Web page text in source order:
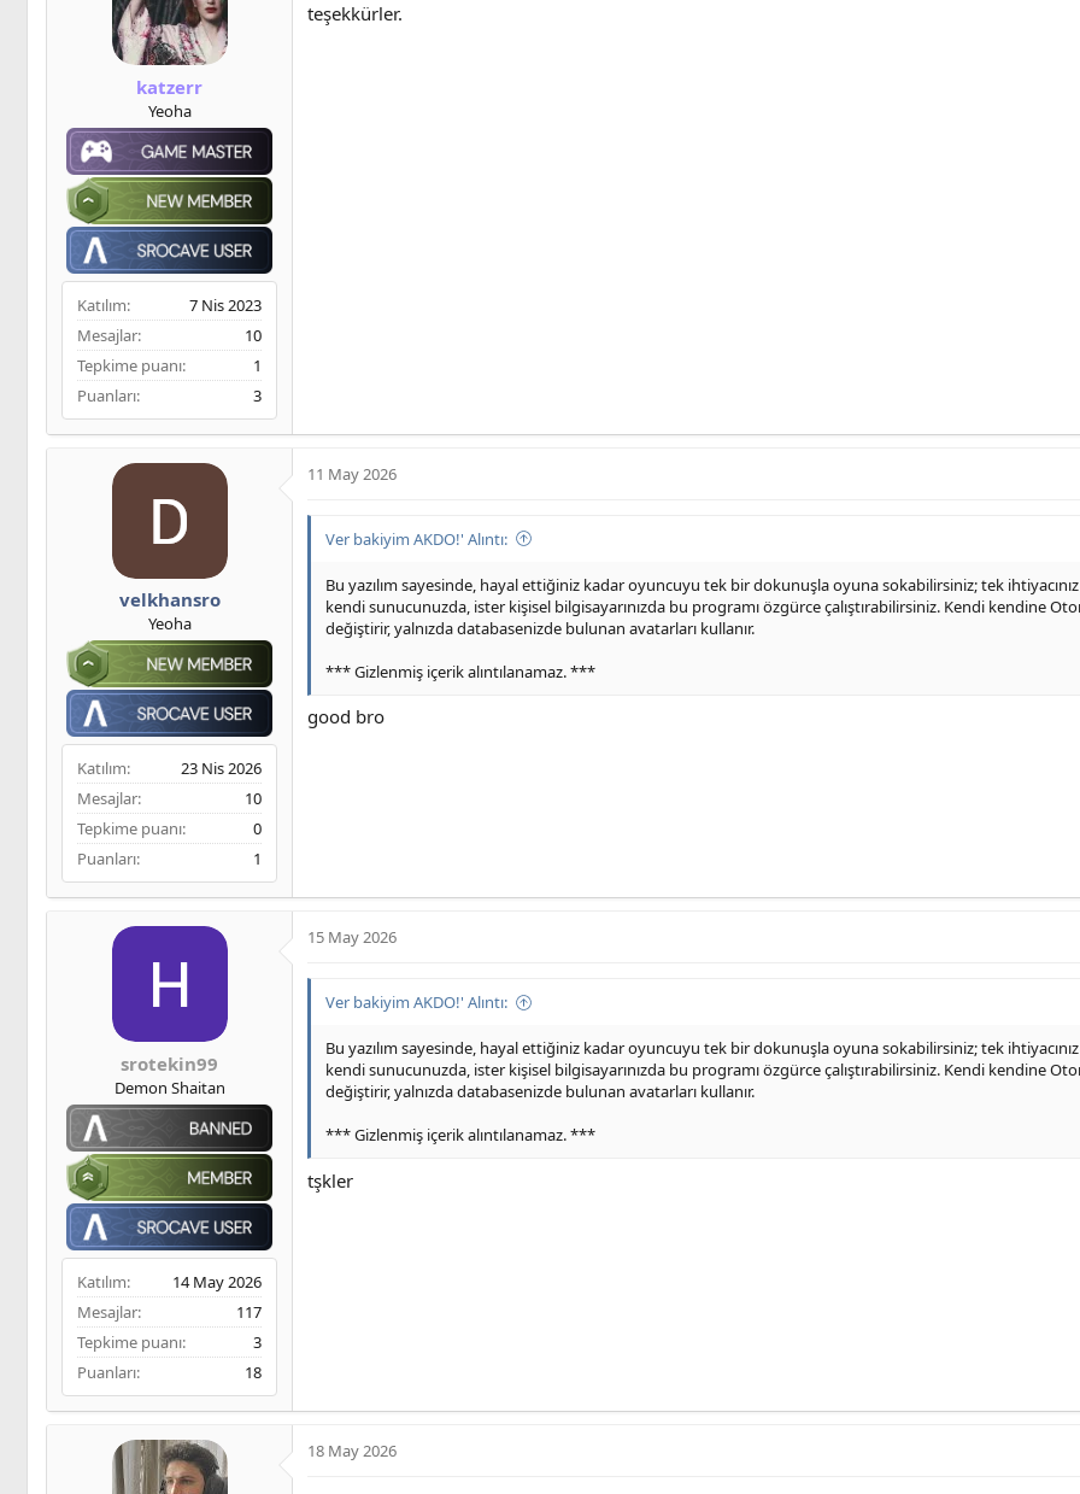
katzerr
Yeoha
Katılım
7 Nis 2023
Mesajlar
10
Tepkime puanı
1
Puanları
3
teşekkürler.
velkhansro
Yeoha
Katılım
23 Nis 2026
Mesajlar
10
Tepkime puanı
0
Puanları
1
11 May 2026
Ver bakiyim AKDO!' Alıntı:
Bu yazılım sayesinde, hayal ettiğiniz kadar oyuncuyu tek bir dokunuşla oyuna sokabilirsiniz; tek
kendi sunucunuzda, ister kişisel bilgisayarınızda bu programı özgürce çalıştırabilirsiniz. Kendi kendine
değiştirir, yalnızda databasenizde bulunan avatarları kullanır.
*** Gizlenmiş içerik alıntılanamaz. ***
good bro
srotekin99
Demon Shaitan
Katılım
14 May 2026
Mesajlar
117
Tepkime puanı
3
Puanları
18
15 May 2026
Ver bakiyim AKDO!' Alıntı:
Bu yazılım sayesinde, hayal ettiğiniz kadar oyuncuyu tek bir dokunuşla oyuna sokabilirsiniz; tek
kendi sunucunuzda, ister kişisel bilgisayarınızda bu programı özgürce çalıştırabilirsiniz. Kendi kendine
değiştirir, yalnızda databasenizde bulunan avatarları kullanır.
*** Gizlenmiş içerik alıntılanamaz. ***
tşkler
18 May 2026